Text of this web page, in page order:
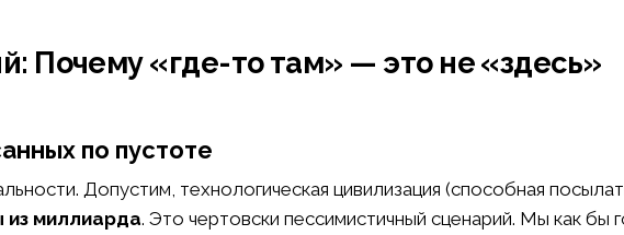
Почему «где-то там» — это не «здесь»
по пустоте
Допустим, технологическая цивилизация (способная
из миллиарда. Это чертовски пессимистичный сценарий. Мы как бы